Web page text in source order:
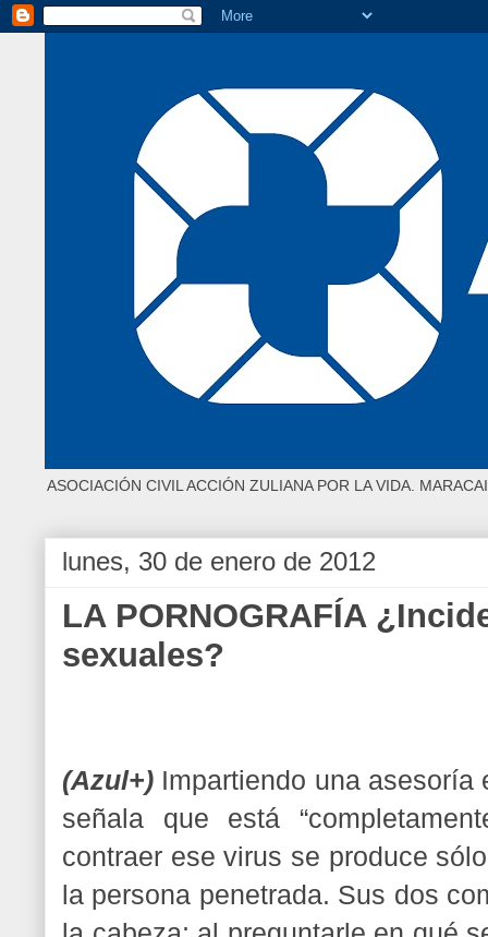
ASOCIACIÓN CIVIL ACCIÓN ZULIANA POR LA VIDA.
lunes, 30 de enero de 2012
LA PORNOGRAFÍA
sexuales?
(Azul+) Impartiendo una asesoría
señala que está
contraer ese virus se produce
la persona penetrada. Sus dos